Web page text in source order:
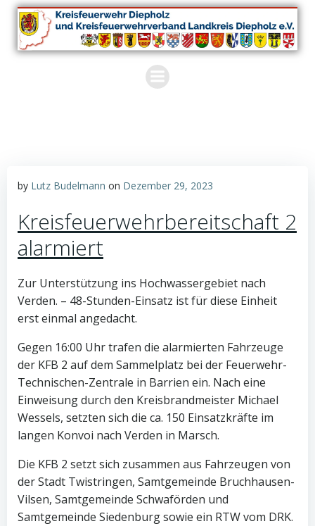
Zum
Inhalt
springen
by Lutz Budelmann on Dezember 29, 2023
Kreisfeuerwehrbereitschaft 2
alarmiert
Zur Unterstützung ins Hochwassergebiet nach
Verden. – 48-Stunden-Einsatz ist für diese Einheit
erst einmal angedacht.
Gegen 16:00 Uhr trafen die alarmierten Fahrzeuge
der KFB 2 auf dem Sammelplatz bei der Feuerwehr-
Technischen-Zentrale in Barrien ein. Nach eine
Einweisung durch den Kreisbrandmeister Michael
Wessels, setzten sich die ca. 150 Einsatzkräfte im
langen Konvoi nach Verden in Marsch.
Die KFB 2 setzt sich zusammen aus Fahrzeugen von
der Stadt Twistringen, Samtgemeinde Bruchhausen-
Vilsen, Samtgemeinde Schwaförden und
Samtgemeinde Siedenburg sowie ein RTW vom DRK.